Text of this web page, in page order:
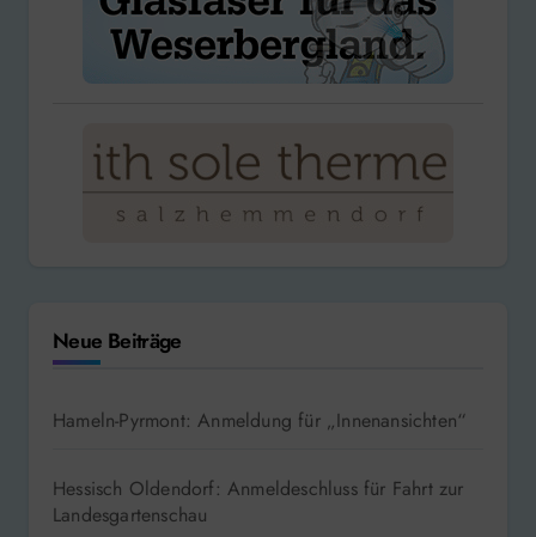
Neue Beiträge
Hameln-Pyrmont: Anmeldung für „Innenansichten“
Hessisch Oldendorf: Anmeldeschluss für Fahrt zur
Landesgartenschau